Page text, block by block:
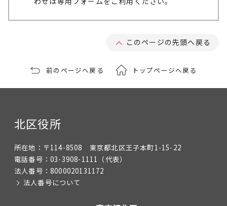
このページの先頭へ戻る
前のページへ戻る トップページへ戻る
北区役所
所在地： 〒114-8508 東京都北区王子本町1-15-22
電話番号： 03-3908-1111 （代表）
法人番号： 8000020131172
法人番号について